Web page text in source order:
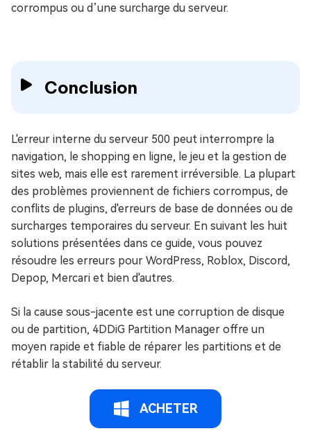
corrompus ou d’une surcharge du serveur.
Conclusion
L'erreur interne du serveur 500 peut interrompre la
navigation, le shopping en ligne, le jeu et la gestion de
sites web, mais elle est rarement irréversible. La plupart
des problèmes proviennent de fichiers corrompus, de
conflits de plugins, d'erreurs de base de données ou de
surcharges temporaires du serveur. En suivant les huit
solutions présentées dans ce guide, vous pouvez
résoudre les erreurs pour WordPress, Roblox, Discord,
Depop, Mercari et bien d'autres.
Si la cause sous-jacente est une corruption de disque
ou de partition, 4DDiG Partition Manager offre un
moyen rapide et fiable de réparer les partitions et de
rétablir la stabilité du serveur.
ACHETER